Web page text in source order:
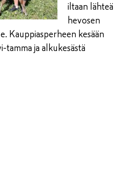
iltaan lähteä
hevosen
Kauppiasperheen kesään
ja alkukesästä